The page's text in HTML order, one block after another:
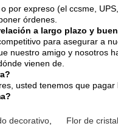
por expreso (el ccsme,
órdenes.
a largo plazo y
para asegurar a
nuestro amigo y nosotros
vienen de.
usted tenemos que pagar
decorativo Flor de